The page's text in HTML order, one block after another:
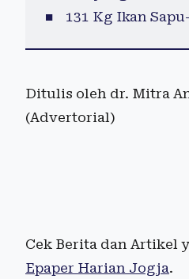
131 Kg Ikan
Ditulis oleh dr. Mitra
(Advertorial)
Cek Berita dan Artikel
Epaper Harian Jogja.